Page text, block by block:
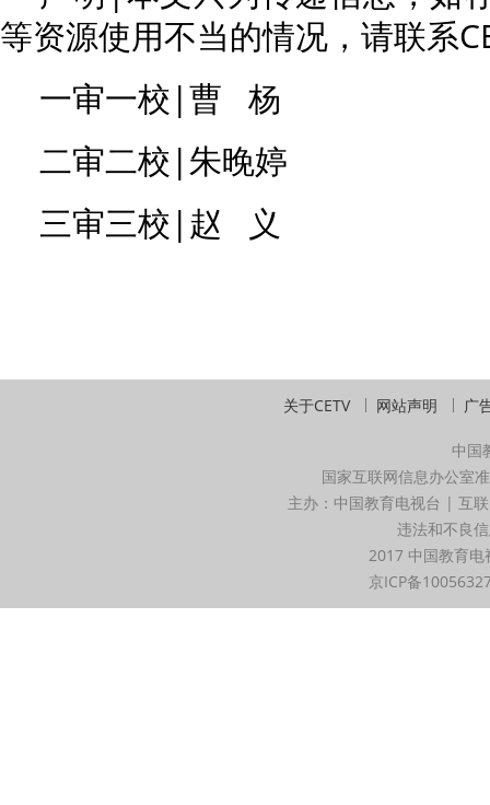
等资源使用不当的情况，请联系
一审一校|曹 杨
二审二校|朱晚婷
三审三校|赵 义
关于CETV 网站声明 广
中国
国家互联网信息办公室
主办：中国教育电视台 | 互
违法和不良
2017 中国教育
京ICP备